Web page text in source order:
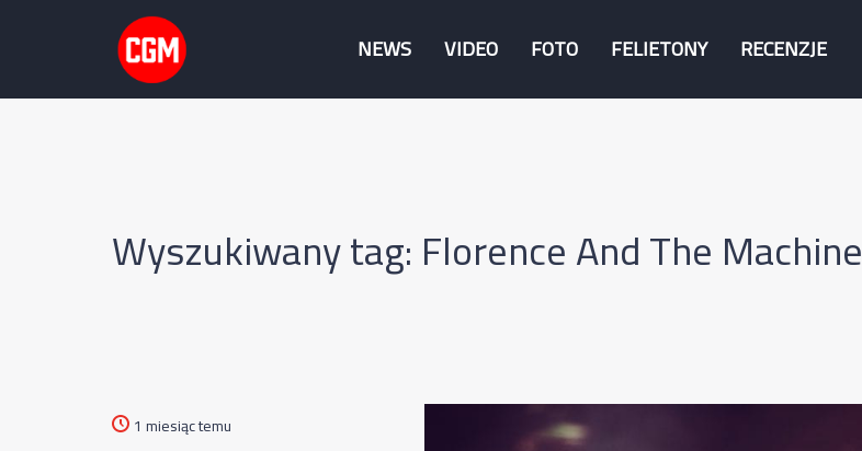
NEWS VIDEO FOTO FELIETONY RECENZJE
Wyszukiwany tag: Florence And The Machine
1 miesiąc temu